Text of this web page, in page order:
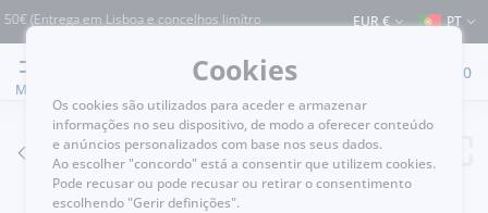
em Lisboa e concelhos limítrofes) ⚠️ Envios para Portugal e para o resto
EUR € PT
MENU
0
VOLTAR
Cookies
Os cookies são utilizados para aceder e armazenar
informações no seu dispositivo, de modo a oferecer conteúdo
e anúncios personalizados com base nos seus dados.
Ao escolher "concordo" está a consentir que utilizem cookies.
Pode recusar ou pode recusar ou retirar o consentimento
escolhendo "Gerir definições".